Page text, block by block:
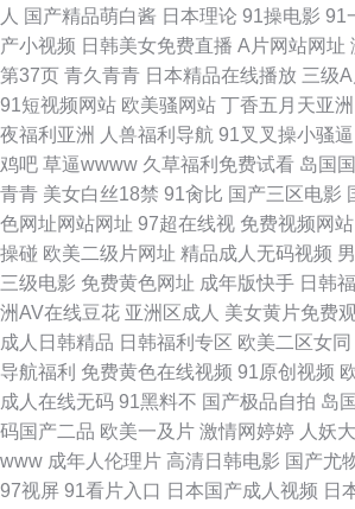
人 国产精品萌白酱 日本理论 91操电影 91
产小视频 日韩美女免费直播 A片网站网址
第37页 青久青青 日本精品在线播放 三级
91短视频网站 欧美骚网站 丁香五月天亚洲
夜福利亚洲
人兽福利导航 91叉叉操小骚逼
鸡吧 草逼wwww 久草福利免费试看 岛国
青青 美女白丝18禁 91肏比 国产三区电影
色网址网站网址 97超在线视 免费视频网站
操碰 欧美二级片网址 精品成人无码视频
三级电影 免费黄色网址 成年版快手 日韩
洲AV在线豆花 亚洲区成人 美女黄片免费
成人日韩精品 日韩福利专区 欧美二区女同
导航福利 免费黄色在线视频 91原创视频
成人在线无码 91黑料不 国产极品自拍 岛
码国产二品 欧美一及片 激情网婷婷 人妖
www 成年人伦理片 高清日韩电影 国产尤
97视屏 91看片入口 日本国产成人视频 日